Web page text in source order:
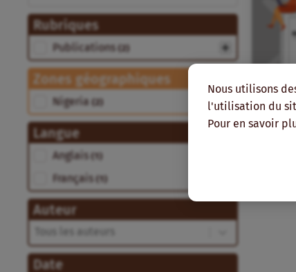
Nous utilisons
l'utilisation du
Pour en savoir
Rubriques
Rubriques
Publications
Zones géographiques
Zones géographiques
Nigeria
Langue
Langue
Anglais
Français
Auteur
Auteur
Auteur
Date